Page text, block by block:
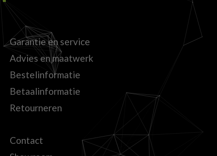
Garantie en service
Advies en maatwerk
Bestelinformatie
Betaalinformatie
Retourneren
Contact